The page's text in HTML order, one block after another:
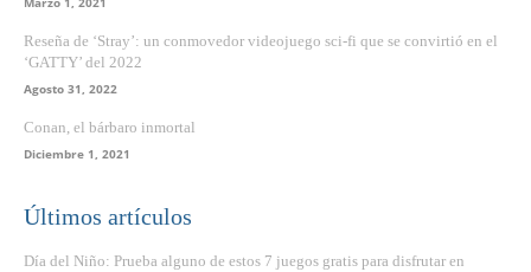
Reseña de ‘Stray’: un conmovedor videojuego sci-fi que se convirtió en el
‘GATTY’ del 2022
Agosto 31, 2022
Conan, el bárbaro inmortal
Diciembre 1, 2021
Últimos artículos
Día del Niño: Prueba alguno de estos 7 juegos gratis para disfrutar en